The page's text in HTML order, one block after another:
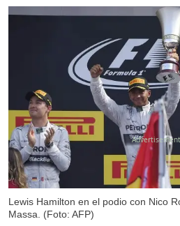
Lewis Hamilton en el podio con Nico
Massa. (Foto: AFP)